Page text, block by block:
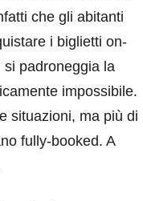
che gli abitanti
i biglietti on-
padroneggia la
impossibile.
situazioni, ma più di
fully-booked. A
di aprile 2026 a
e dintorni
2026